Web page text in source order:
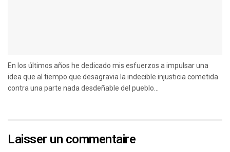
En los últimos años he dedicado mis esfuerzos a impulsar una
idea que al tiempo que desagravia la indecible injusticia cometida
contra una parte nada desdeñable del pueblo...
Laisser un commentaire